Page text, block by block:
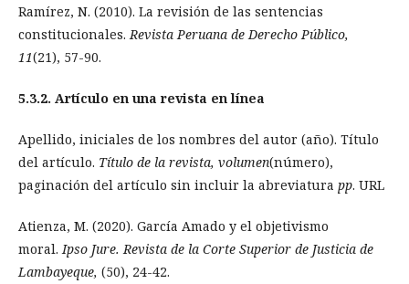
Ramírez, N. (2010). La revisión de las sentencias
constitucionales. Revista Peruana de Derecho Público,
11(21), 57-90.
5.3.2. Artículo en una revista en línea
Apellido, iniciales de los nombres del autor (año). Título
del artículo. Título de la revista, volumen(número),
paginación del artículo sin incluir la abreviatura pp. URL
Atienza, M. (2020). García Amado y el objetivismo
moral. Ipso Jure. Revista de la Corte Superior de Justicia de
Lambayeque, (50), 24-42.